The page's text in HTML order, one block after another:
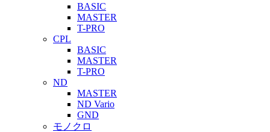
BASIC
MASTER
T-PRO
CPL
BASIC
MASTER
T-PRO
ND
MASTER
ND Vario
GND
モノクロ